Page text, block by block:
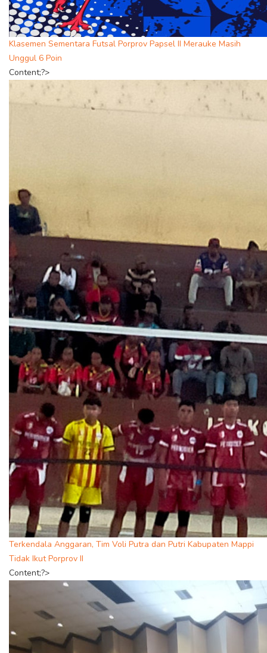
Klasemen Sementara Futsal Porprov Papsel II Merauke Masih
Unggul 6 Poin
Content;?>
Terkendala Anggaran, Tim Voli Putra dan Putri Kabupaten Mappi
Tidak Ikut Porprov II
Content;?>